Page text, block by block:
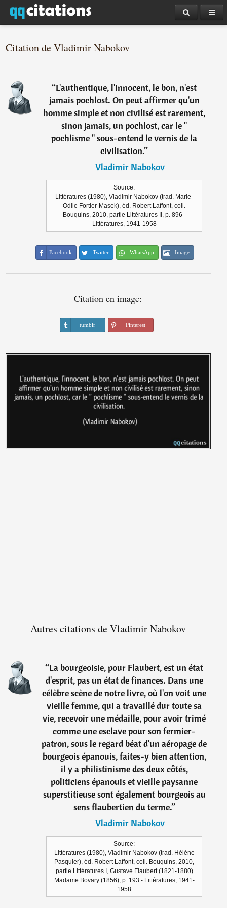
Citation de Vladimir Nabokov
“L'authentique, l'innocent, le bon, n'est
jamais pochlost. On peut affirmer qu'un
homme simple et non civilisé est rarement,
sinon jamais, un pochlost, car le "
pochlisme " sous-entend le vernis de la
civilisation.”
―Vladimir Nabokov
Source:
Littératures (1980), Vladimir Nabokov (trad. Marie-
Odile Fortier-Masek), éd. Robert Laffont, coll.
Bouquins, 2010, partie Littératures II, p. 896 -
Littératures, 1941-1958
Facebook Twitter WhatsApp Image
Citation en image:
tumblr Pinterest
Autres citations de Vladimir Nabokov
“La bourgeoisie, pour Flaubert, est un état
d'esprit, pas un état de finances. Dans une
célèbre scène de notre livre, où l'on voit une
vieille femme, qui a travaillé dur toute sa
vie, recevoir une médaille, pour avoir trimé
comme une esclave pour son fermier-
patron, sous le regard béat d'un aéropage de
bourgeois épanouis, faites-y bien attention,
il y a philistinisme des deux côtés,
politiciens épanouis et vieille paysanne
superstitieuse sont également bourgeois au
sens flaubertien du terme.”
―Vladimir Nabokov
Source:
Littératures (1980), Vladimir Nabokov (trad. Hélène
Pasquier), éd. Robert Laffont, coll. Bouquins, 2010,
partie Littératures I, Gustave Flaubert (1821-1880)
Madame Bovary (1856), p. 193 - Littératures, 1941-
1958